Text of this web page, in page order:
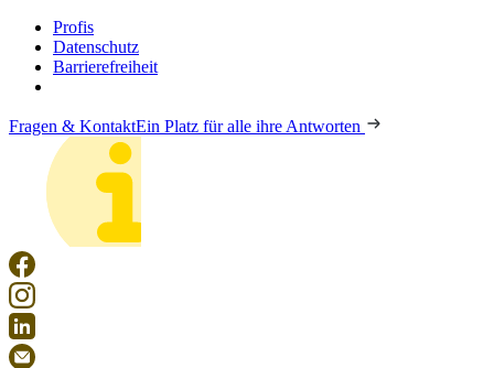
Profis
Datenschutz
Barrierefreiheit
Fragen & KontaktEin Platz für alle ihre Antworten